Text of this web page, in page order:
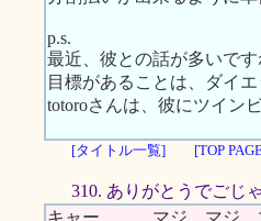
p.s.
最近、彼との話が多いです
目標があることは、ダイ
totoroさんは、彼にツイン
[タイトル一覧] [TOP
310. ありがとうでごじ
キャー．．．マジ．マジ．